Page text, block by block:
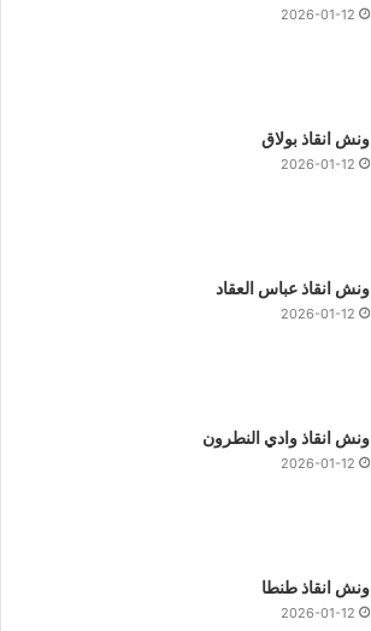
2026-01-12
ونش انقاذ بولاق
2026-01-12
ونش انقاذ عباس العقاد
2026-01-12
ونش انقاذ وادي النطرون
2026-01-12
ونش انقاذ طنطا
2026-01-12